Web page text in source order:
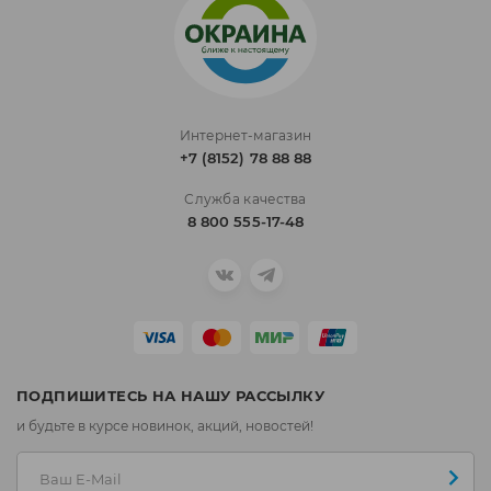
Интернет-магазин
+7 (8152) 78 88 88
Служба качества
8 800 555-17-48
ПОДПИШИТЕСЬ НА НАШУ РАССЫЛКУ
и будьте в курсе новинок, акций, новостей!